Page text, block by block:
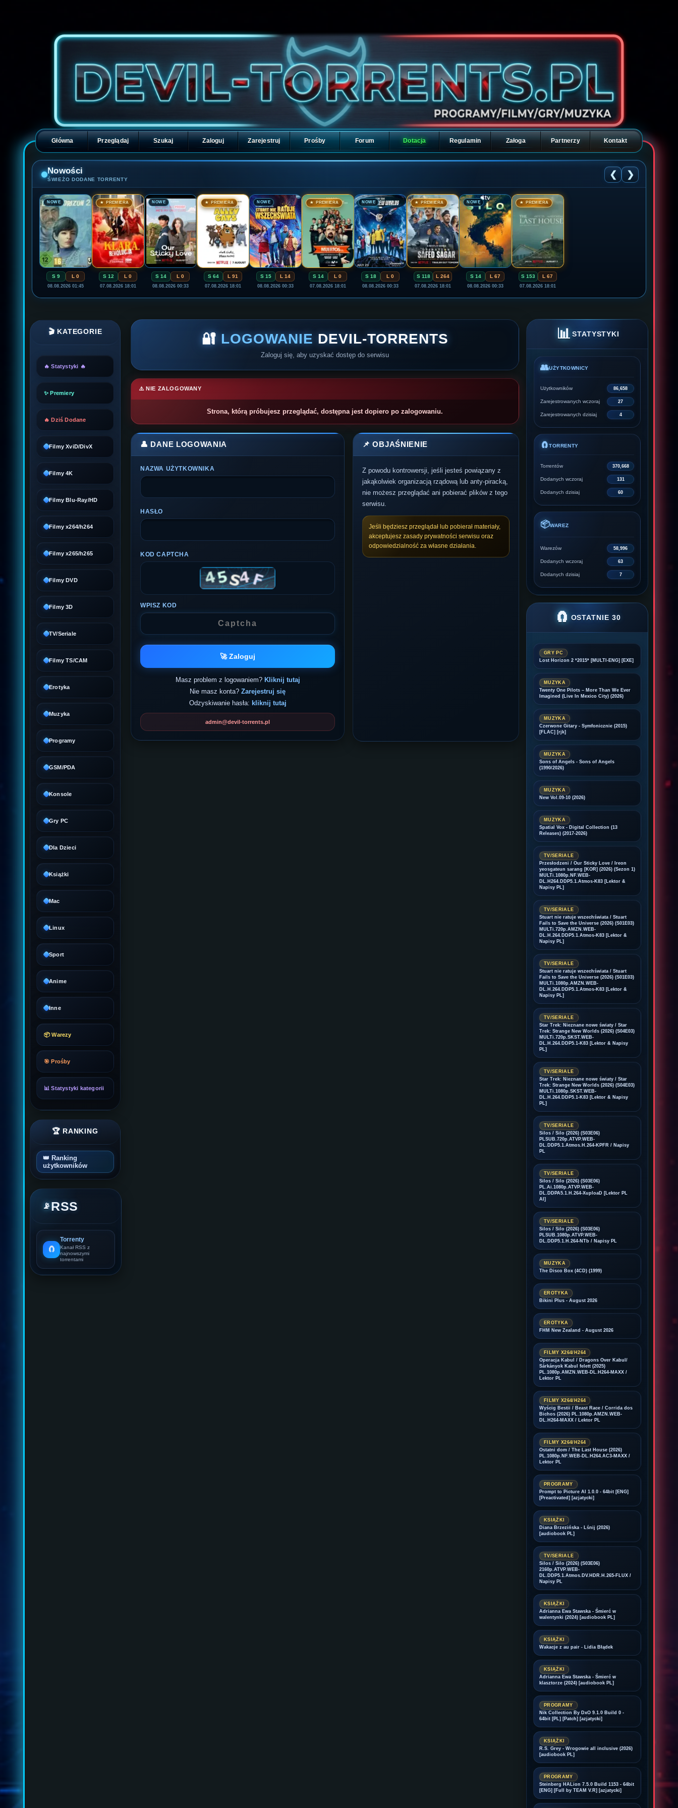
Główna Przeglądaj Szukaj Zaloguj Zarejestruj Prośby Forum Dotacja Regulamin Załoga Partnerzy Kontakt
Nowości
ŚWIEŻO DODANE TORRENTY ❮ ❯
🎬NOWE
S 9 L 0
08.08.2026 01:45
🎬★ PREMIERA
S 12 L 0
07.08.2026 18:01
🎬NOWE
S 14 L 0
08.08.2026 00:33
🎬★ PREMIERA
S 64 L 91
07.08.2026 18:01
🎬NOWE
S 15 L 14
08.08.2026 00:33
🎬★ PREMIERA
S 14 L 0
07.08.2026 18:01
🎬NOWE
S 18 L 0
08.08.2026 00:33
🎬★ PREMIERA
S 118 L 264
07.08.2026 18:01
🎬NOWE
S 14 L 67
08.08.2026 00:33
🎬★ PREMIERA
S 153 L 67
07.08.2026 18:01
🎬 KATEGORIE
🔥 Statystyki 🔥
✨ Premiery
🔥 Dziś Dodane
Filmy XviD/DivX
Filmy 4K
Filmy Blu-Ray/HD
Filmy x264/h264
Filmy x265/h265
Filmy DVD
Filmy 3D
TV/Seriale
Filmy TS/CAM
Erotyka
Muzyka
Programy
GSM/PDA
Konsole
Gry PC
Dla Dzieci
Książki
Mac
Linux
Sport
Anime
Inne
📦 Warezy
🎯 Prośby
📊 Statystyki kategorii
🏆 RANKING
👑 Ranking
użytkowników
📡RSS
🧲
Torrenty
Kanał RSS z
najnowszymi
torrentami
📊 STATYSTYKI
👥UŻYTKOWNICY
Użytkowników 86,658
Zarejestrowanych wczoraj 27
Zarejestrowanych dzisiaj 4
🧲TORRENTY
Torrentów 370,668
Dodanych wczoraj 131
Dodanych dzisiaj 60
📦WAREZ
Warezów 58,996
Dodanych wczoraj 63
Dodanych dzisiaj 7
🧲 OSTATNIE 30
GRY PC
Lost Horizon 2 *2015* [MULTI-ENG] [EXE]
MUZYKA
Twenty One Pilots – More Than We Ever
Imagined (Live In Mexico City) (2026)
MUZYKA
Czerwone Gitary - Symfonicznie (2015)
[FLAC] [rjk]
MUZYKA
Sons of Angels - Sons of Angels
(1990/2026)
MUZYKA
New Vol.09-10 (2026)
MUZYKA
Spatial Vox - Digital Collection (13
Releases) (2017-2026)
TV/SERIALE
Przesłodzeni / Our Sticky Love / Ireon
yeosgateun sarang [KOR] (2026) (Sezon 1)
MULTi.1080p.NF.WEB-
DL.H264.DDP5.1.Atmos-K83 [Lektor &
Napisy PL]
TV/SERIALE
Stuart nie ratuje wszechświata / Stuart
Fails to Save the Universe (2026) (S01E03)
MULTi.720p.AMZN.WEB-
DL.H.264.DDP5.1.Atmos-K83 [Lektor &
Napisy PL]
TV/SERIALE
Stuart nie ratuje wszechświata / Stuart
Fails to Save the Universe (2026) (S01E03)
MULTi.1080p.AMZN.WEB-
DL.H.264.DDP5.1.Atmos-K83 [Lektor &
Napisy PL]
TV/SERIALE
Star Trek: Nieznane nowe światy / Star
Trek: Strange New Worlds (2026) (S04E03)
MULTi.720p.SKST.WEB-
DL.H.264.DDP5.1-K83 [Lektor & Napisy
PL]
TV/SERIALE
Star Trek: Nieznane nowe światy / Star
Trek: Strange New Worlds (2026) (S04E03)
MULTi.1080p.SKST.WEB-
DL.H.264.DDP5.1-K83 [Lektor & Napisy
PL]
TV/SERIALE
Silos / Silo (2026) (S03E06)
PLSUB.720p.ATVP.WEB-
DL.DDP5.1.Atmos.H.264-KPFR / Napisy
PL
TV/SERIALE
Silos / Silo (2026) (S03E06)
PL.Ai.1080p.ATVP.WEB-
DL.DDPA5.1.H.264-XuploaD [Lektor PL
AI]
TV/SERIALE
Silos / Silo (2026) (S03E06)
PLSUB.1080p.ATVP.WEB-
DL.DDP5.1.H.264-NTb / Napisy PL
MUZYKA
The Disco Box (4CD) (1999)
EROTYKA
Bikini Plus - August 2026
EROTYKA
FHM New Zealand - August 2026
FILMY X264/H264
Operacja Kabul / Dragons Over Kabul/
Sárkányok Kabul felett (2025)
PL.1080p.AMZN.WEB-DL.H264-MAXX /
Lektor PL
FILMY X264/H264
Wyścig Bestii / Beast Race / Corrida dos
Bichos (2026) PL.1080p.AMZN.WEB-
DL.H264-MAXX / Lektor PL
FILMY X264/H264
Ostatni dom / The Last House (2026)
PL.1080p.NF.WEB-DL.H264.AC3-MAXX /
Lektor PL
PROGRAMY
Prompt to Picture AI 1.0.0 - 64bit [ENG]
[Preactivated] [azjatycki]
KSIĄŻKI
Diana Brzezińska - Lśnij (2026)
[audiobook PL]
TV/SERIALE
Silos / Silo (2026) (S03E06)
2160p.ATVP.WEB-
DL.DDP5.1.Atmos.DV.HDR.H.265-FLUX /
Napisy PL
KSIĄŻKI
Adrianna Ewa Stawska - Śmierć w
walentynki (2024) [audiobook PL]
KSIĄŻKI
Wakacje z au pair - Lidia Błądek
KSIĄŻKI
Adrianna Ewa Stawska - Śmierć w
klasztorze (2024) [audiobook PL]
PROGRAMY
Nik Collection By DxO 9.1.0 Build 0 -
64bit [PL] [Patch] [azjatycki]
KSIĄŻKI
R.S. Grey - Wrogowie all inclusive (2026)
[audiobook PL]
PROGRAMY
Steinberg HALion 7.5.0 Build 1153 - 64bit
[ENG] [Full by TEAM V.R] [azjatycki]
🔐 LOGOWANIE DEVIL-TORRENTS
Zaloguj się, aby uzyskać dostęp do serwisu
⚠️ NIE ZALOGOWANY
Strona, którą próbujesz przeglądać, dostępna jest dopiero po zalogowaniu.
👤 DANE LOGOWANIA
NAZWA UŻYTKOWNIKA
HASŁO
KOD CAPTCHA
WPISZ KOD
🚀 Zaloguj
Masz problem z logowaniem? Kliknij tutaj
Nie masz konta? Zarejestruj się
Odzyskiwanie hasła: kliknij tutaj
admin@devil-torrents.pl
📌 OBJAŚNIENIE
Z powodu kontrowersji, jeśli jesteś powiązany z
jakąkolwiek organizacją rządową lub anty-piracką,
nie możesz przeglądać ani pobierać plików z tego
serwisu.
Jeśli będziesz przeglądał lub pobierał materiały,
akceptujesz zasady prywatności serwisu oraz
odpowiedzialność za własne działania.